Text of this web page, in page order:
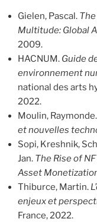
Gielen, Pascal.
Multitude: Global
2009.
HACNUM. Guide
environnement
national des arts
2022.
Moulin, Raymonde.
et nouvelles
Sopi, Kreshnik,
Jan. The Rise of
Asset
Thiburce, Martin.
enjeux et
France, 2022.